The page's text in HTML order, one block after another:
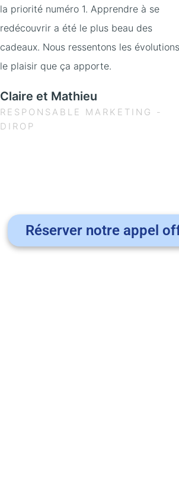
la priorité numéro 1. Apprendre à se
redécouvrir a été le plus beau des
cadeaux. Nous ressentons les
le plaisir que ça apporte.
Claire et Mathieu
RESPONSABLE MARKETING -
DIROP
Réserver notre appel